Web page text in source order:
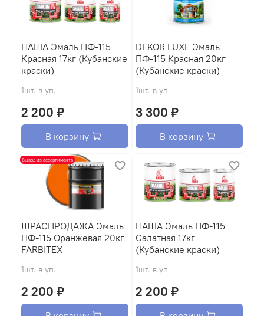
HАША Эмаль ПФ-115
Красная 17кг (Кубанские
краски)
1шт. в уп.
2 200 ₽
В корзину
DEKOR LUXE Эмаль
ПФ-115 Красная 20кг
(Кубанские краски)
1шт. в уп.
3 300 ₽
В корзину
Вывод из ассортимента
!!!РАСПРОДАЖА Эмаль
ПФ-115 Оранжевая 20кг
FARBITEX
1шт. в уп.
2 200 ₽
HАША Эмаль ПФ-115
Салатная 17кг
(Кубанские краски)
1шт. в уп.
2 200 ₽